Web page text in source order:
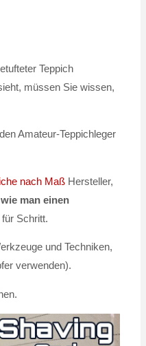
Teppich
müssen Sie wissen,
Amateur-Teppichleger
nach MaßHersteller,
wie man einen
Schritt.
und Techniken,
verwenden).